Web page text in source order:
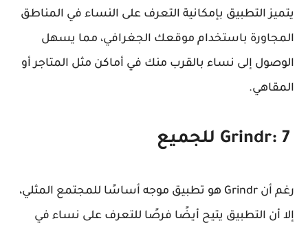
يتميز التطبيق بإمكانية التعرف على النساء في المناطق
المجاورة باستخدام موقعك الجغرافي، مما يسهل
الوصول إلى نساء بالقرب منك في أماكن مثل المتاجر أو
المقاهي.
رغم أن Grindr هو تطبيق موجه أساسًا للمجتمع المثلي،
إلا أن التطبيق يتيح أيضًا فرصًا للتعرف على نساء في